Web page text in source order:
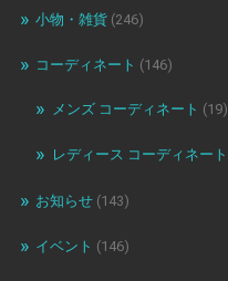
小物・雑貨(246)
コーディネート (146)
メンズ コーディネート (19)
レディース コーディネート
お知らせ(143)
イベント (146)